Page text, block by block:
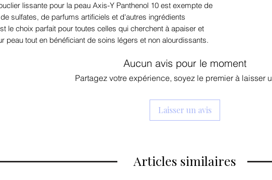
lissante pour la peau Axis-Y Panthenol 10 est exempte de
sulfates, de parfums artificiels et d'autres ingrédients
le choix parfait pour toutes celles qui cherchent à apaiser et
peau tout en bénéficiant de soins légers et non alourdissants.
Aucun avis pour le moment
Partagez votre expérience, soyez le premier à laisser
Laisser un avis
Articles similaires